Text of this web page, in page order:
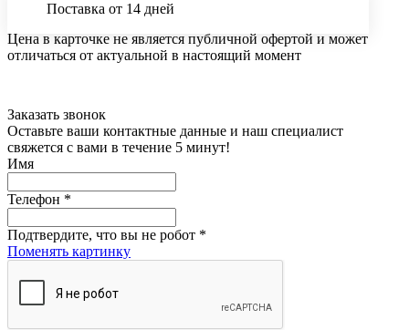
Поставка от 14 дней
Цена в карточке не является публичной офертой и может
отличаться от актуальной в настоящий момент
Заказать звонок
Оставьте ваши контактные данные и наш специалист
свяжется с вами в течение 5 минут!
Имя
Телефон *
Подтвердите, что вы не робот *
Поменять картинку